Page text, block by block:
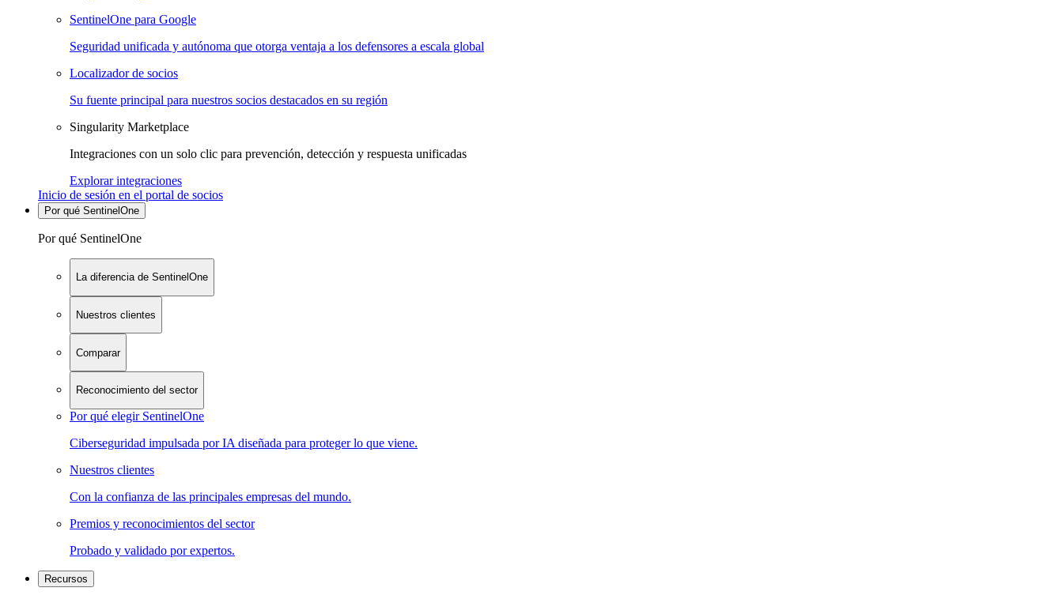
SentinelOne para Google
Seguridad unificada y autónoma que otorga ventaja a los defensores a escala global
Localizador de socios
Su fuente principal para nuestros socios destacados en su región
Singularity Marketplace
Integraciones con un solo clic para prevención, detección y respuesta unificadas
Explorar integraciones
Inicio de sesión en el portal de socios
Por qué SentinelOne
Por qué SentinelOne
La diferencia de SentinelOne
Nuestros clientes
Comparar
Reconocimiento del sector
Por qué elegir SentinelOne
Ciberseguridad impulsada por IA diseñada para proteger lo que viene.
Nuestros clientes
Con la confianza de las principales empresas del mundo.
Premios y reconocimientos del sector
Probado y validado por expertos.
Recursos